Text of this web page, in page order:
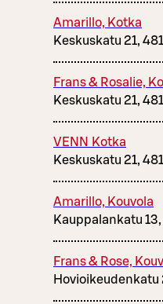
Amarillo, Kotka
Keskuskatu 21,
Frans & Rosalie,
Keskuskatu 21,
VENN Kotka
Keskuskatu 21,
Amarillo, Kouvola
Kauppalankatu
Frans & Rose,
Hovioikeudenkatu